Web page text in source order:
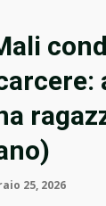
25, 2026